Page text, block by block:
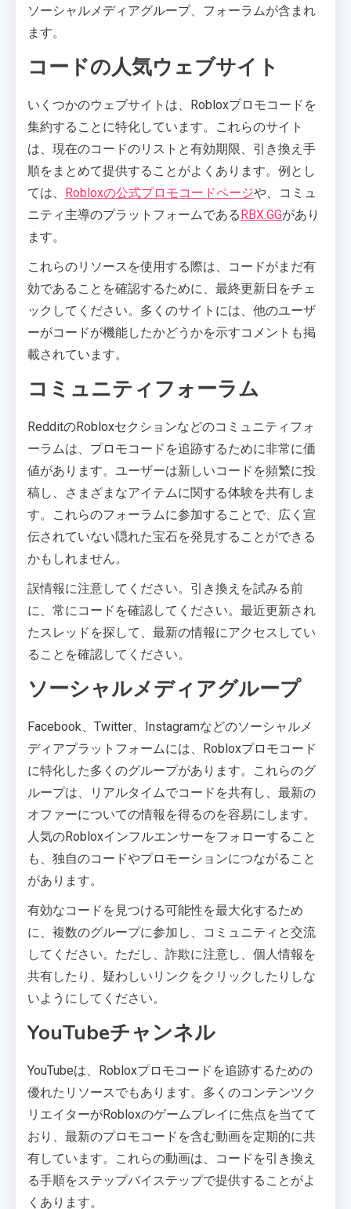
ソーシャルメディアグループ、フォーラムが含まれ
ます。
コードの人気ウェブサイト
いくつかのウェブサイトは、Robloxプロモコードを
集約することに特化しています。これらのサイト
は、現在のコードのリストと有効期限、引き換え手
順をまとめて提供することがよくあります。例とし
ては、 Robloxの公式プロモコードページや、コミュ
ニティ主導のプラットフォームであるRBX.GGがあり
ます。
これらのリソースを使用する際は、コードがまだ有
効であることを確認するために、最終更新日をチェ
ックしてください。多くのサイトには、他のユーザ
ーがコードが機能したかどうかを示すコメントも掲
載されています。
コミュニティフォーラム
RedditのRobloxセクションなどのコミュニティフォ
ーラムは、プロモコードを追跡するために非常に価
値があります。ユーザーは新しいコードを頻繁に投
稿し、さまざまなアイテムに関する体験を共有しま
す。これらのフォーラムに参加することで、広く宣
伝されていない隠れた宝石を発見することができる
かもしれません。
誤情報に注意してください。引き換えを試みる前
に、常にコードを確認してください。最近更新され
たスレッドを探して、最新の情報にアクセスしてい
ることを確認してください。
ソーシャルメディアグループ
Facebook、Twitter、Instagramなどのソーシャルメ
ディアプラットフォームには、Robloxプロモコード
に特化した多くのグループがあります。これらのグ
ループは、リアルタイムでコードを共有し、最新の
オファーについての情報を得るのを容易にします。
人気のRobloxインフルエンサーをフォローすること
も、独自のコードやプロモーションにつながること
があります。
有効なコードを見つける可能性を最大化するため
に、複数のグループに参加し、コミュニティと交流
してください。ただし、詐欺に注意し、個人情報を
共有したり、疑わしいリンクをクリックしたりしな
いようにしてください。
YouTubeチャンネル
YouTubeは、Robloxプロモコードを追跡するための
優れたリソースでもあります。多くのコンテンツク
リエイターがRobloxのゲームプレイに焦点を当てて
おり、最新のプロモコードを含む動画を定期的に共
有しています。これらの動画は、コードを引き換え
る手順をステップバイステップで提供することがよ
くあります。